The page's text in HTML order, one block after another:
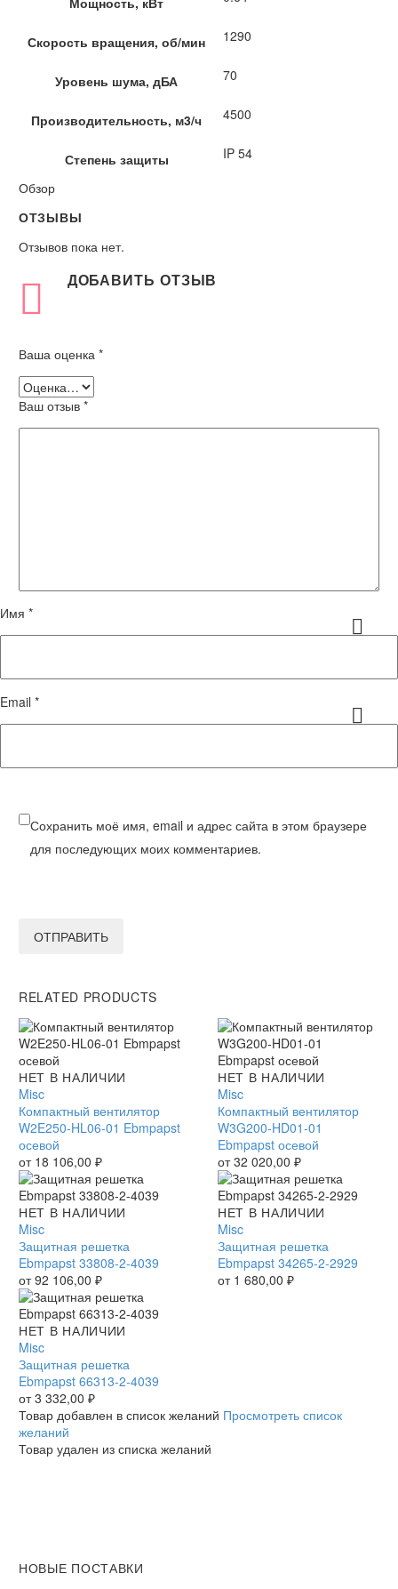
Скорость вращения, об/мин 1290
Уровень шума, дБА 70
Производительность, м3/ч 4500
Степень защиты
IP 54
Обзор
ОТЗЫВЫ
Отзывов пока нет.
ДОБАВИТЬ ОТЗЫВ
Ваша оценка *
Ваш отзыв *
Имя *
Email *
Сохранить моё имя, email и адрес сайта в этом браузере
для последующих моих комментариев.
ОТПРАВИТЬ
RELATED PRODUCTS
Компактный
вентилятор
W2E250-
HL06-
01
Ebmpapst
осевой
НЕТ В НАЛИЧИИ
Misc
Компактный вентилятор
W2E250-HL06-01 Ebmpapst
осевой
от 18 106,00 ₽
Компактный
вентилятор
W3G200-
HD01-
01
Ebmpapst
осевой
НЕТ В НАЛИЧИИ
Misc
Компактный вентилятор
W3G200-HD01-01
Ebmpapst осевой
от32 020,00 ₽
Защитная
решетка
Ebmpapst
33808-
2-
4039
НЕТ В НАЛИЧИИ
Misc
Защитная решетка
Ebmpapst 33808-2-4039
от92 106,00 ₽
Защитная
решетка
Ebmpapst
34265-
2-
НЕТ В НАЛИЧИИ
Misc
Защитная решетка
Ebmpapst 34265-2-2929
от 1 680,00 ₽
Защитная
решетка
Ebmpapst
66313-
2-
4039
НЕТ В НАЛИЧИИ
Misc
Защитная решетка
Ebmpapst 66313-2-4039
от3 332,00 ₽
Товар добавлен в список желаний Просмотреть список
желаний
Товар удален из списка желаний
НОВЫЕ ПОСТАВКИ